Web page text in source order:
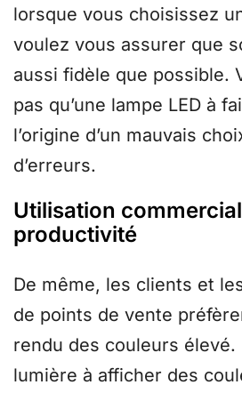
lorsque vous choisissez
voulez vous assurer que
aussi fidèle que possible.
pas qu’une lampe LED à
l’origine d’un mauvais
d’erreurs.
Utilisation
productivité
De même, les clients et
de points de vente
rendu des couleurs élevé.
lumière à afficher des